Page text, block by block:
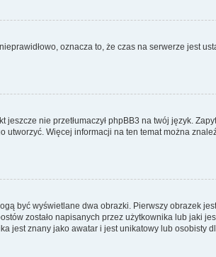
oznacza to, że czas na serwerze jest
nie przetłumaczył phpBB3 na twój język.
Więcej informacji na ten temat można
być wyświetlane dwa obrazki. Pierwszy obrazek
zostało napisanych przez użytkownika lub jaki
jest znany jako awatar i jest unikatowy lub osobisty